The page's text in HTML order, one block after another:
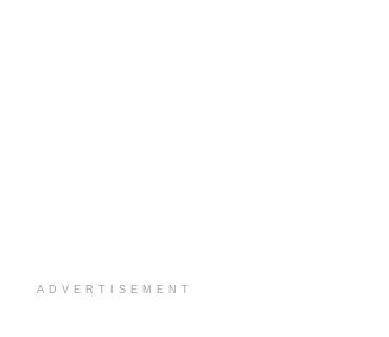
ADVERTISEMENT